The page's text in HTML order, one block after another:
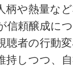
柄や熱量な
信頼醸成に
聴者の行動
持しつつ、